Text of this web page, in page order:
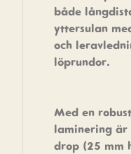
både
yttersulan
och
löprundor.
Med en
laminering är
drop (25 mm